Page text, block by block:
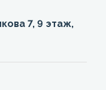
7, 9 этаж,